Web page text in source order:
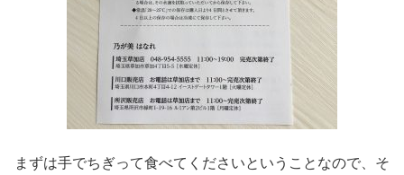
まずは手でちぎって食べてくださいということなので、そ